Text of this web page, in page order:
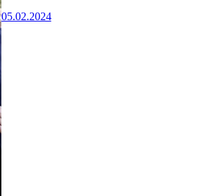
05.02.2024